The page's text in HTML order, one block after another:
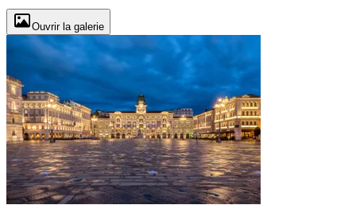
Ouvrir la galerie